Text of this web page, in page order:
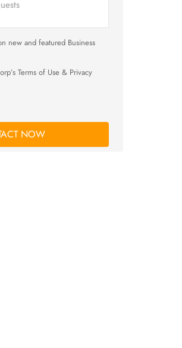
new and featured Business
Terms of Use & Privacy